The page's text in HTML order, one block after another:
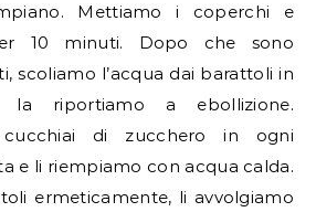
Mettiamo i coperchi e
10 minuti. Dopo che sono
scoliamo l’acqua dai barattoli in
riportiamo a ebollizione.
di zucchero in ogni
e li riempiamo con acqua calda.
ermeticamente, li avvolgiamo